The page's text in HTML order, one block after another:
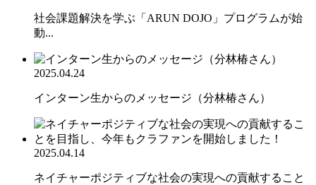
社会課題解決を学ぶ「ARUN DOJO」プログラムが始
動...
2025.04.24
インターン生からのメッセージ（分林椿さん）
2025.04.14
ネイチャーポジティブな社会の実現への貢献すること